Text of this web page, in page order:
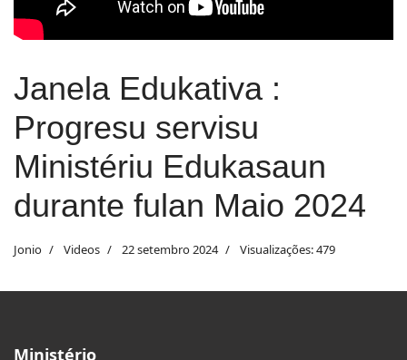
Janela Edukativa :
Progresu servisu
Ministériu Edukasaun
durante fulan Maio 2024
Jonio Videos 22 setembro 2024 Visualizações: 479
Ministério